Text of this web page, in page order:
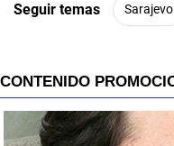
Seguir temas Sarajevo